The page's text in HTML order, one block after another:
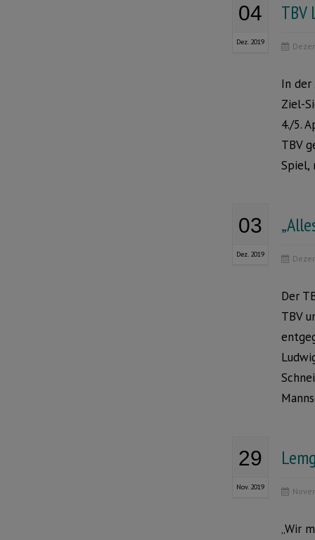
04
Dez. 2019
TBV
In der
Ziel-
4./5.
TBV
Spiel,
03
Dez. 2019
Der
TBV
29
Nov. 2019
„Wir